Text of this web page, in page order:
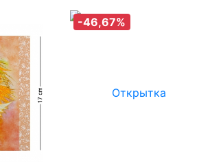
-46,67%